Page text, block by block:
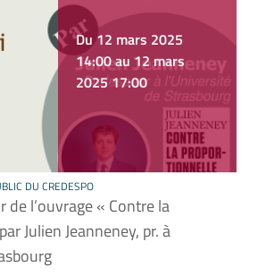
Du 12 mars 2025
14:00 au 12 mars
2025 17:00
DU CREDESPO
de l’ouvrage « Contre la
Julien Jeanneney, pr. à